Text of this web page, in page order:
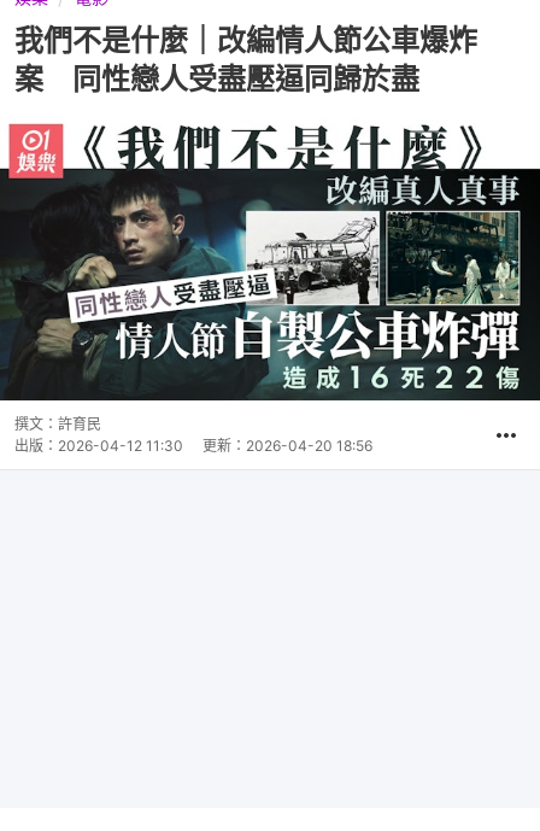
我們不是什麼｜改編情人節公車爆炸
案 同性戀人受盡壓逼同歸於盡
撰文： 許育民
出版： 2026-04-12 11:30 更新： 2026-04-20 18:56